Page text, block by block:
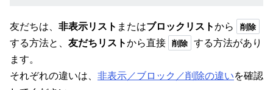
友だちは、 非表示リスト またはブロックリストから 削除
する方法と、 友だちリストから直接 削除 する方法があり
ます。
それぞれの違いは、 非表示／ブロック／削除の違いを確認